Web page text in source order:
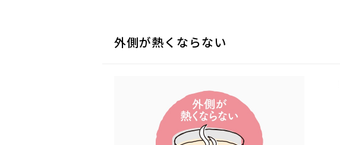
外側が熱くならない